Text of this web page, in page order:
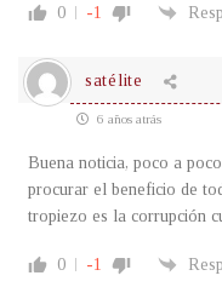
0 -1
satélite
6 años atrás
Buena noticia, poco a
procurar el beneficio de
tropiezo es la corrupción
0 -1